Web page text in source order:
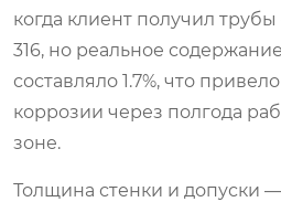
когда клиент получил
316, но реальное
составляло 1.7%, что
коррозии через полгода
зоне.
Толщина стенки и допуски